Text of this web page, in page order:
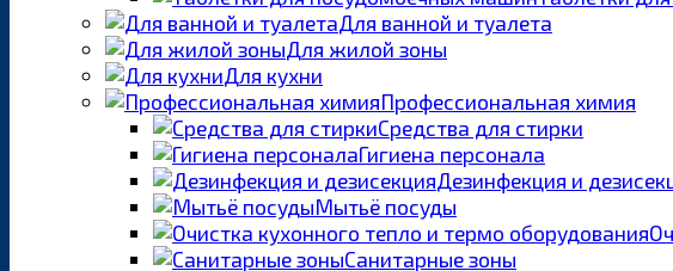
Для ванной и туалета
Для жилой зоны
Для кухни
Профессиональная химия
Средства для стирки
Гигиена персонала
Дезинфекция и
Мытьё посуды
Санитарные зоны